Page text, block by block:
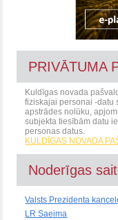
PRIVĀTUMA
Kuldīgas novada
fiziskajai personai -datu
apstrādes nolūku,
subjekta tiesībām datu
personas datus.
KULDĪGAS NOVADA
Noderīgas
Valsts Prezidenta
LR Saeima